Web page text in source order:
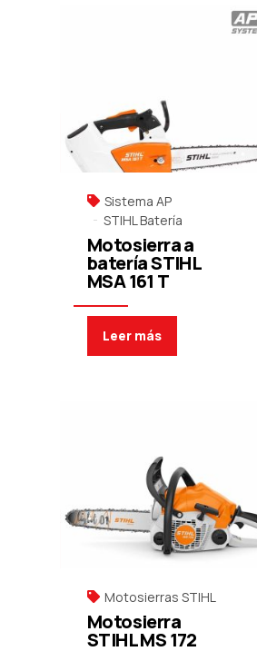
Sistema AP
STIHL Batería
Motosierra a
batería STIHL
MSA 161 T
Leer más
Motosierras STIHL
Motosierra
STIHL MS 172